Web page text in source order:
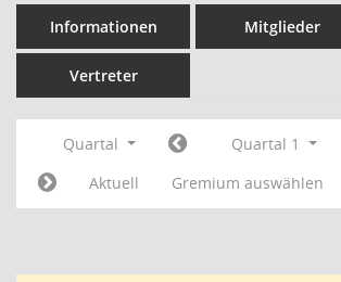
Informationen Mitglieder
Vertreter
Quartal Quartal 1
Aktuell
Gremium auswählen